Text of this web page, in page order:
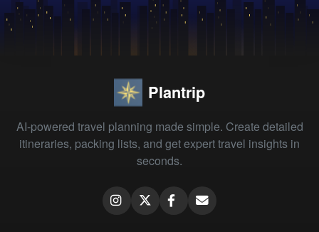
Plantrip
AI-powered travel planning made simple. Create detailed
itineraries, packing lists, and get expert travel insights in
seconds.